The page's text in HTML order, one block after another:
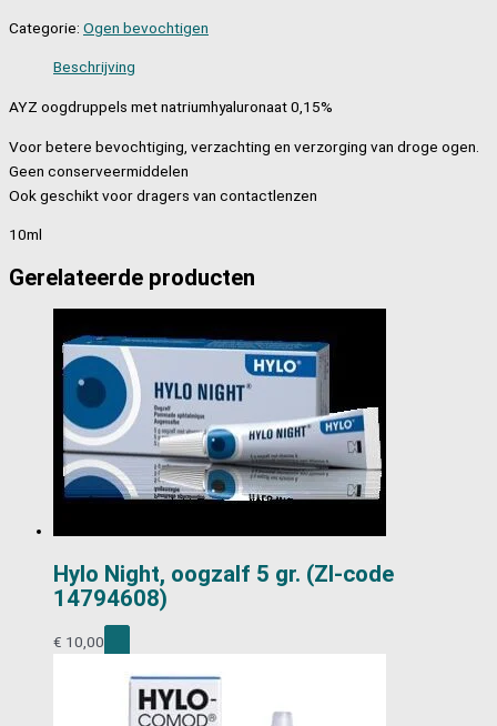
Categorie: Ogen bevochtigen
Beschrijving
AYZ oogdruppels met natriumhyaluronaat 0,15%
Voor betere bevochtiging, verzachting en verzorging van droge ogen.
Geen conserveermiddelen
Ook geschikt voor dragers van contactlenzen
10ml
Gerelateerde producten
Hylo Night, oogzalf 5 gr. (ZI-code
14794608)
€ 10,00